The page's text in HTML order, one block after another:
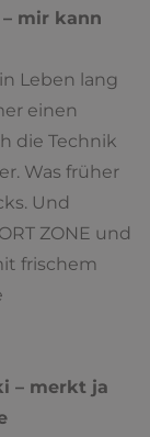
mir kann
Leben lang
einen
die Technik
Was früher
Und
ZONE und
frischem
– merkt ja